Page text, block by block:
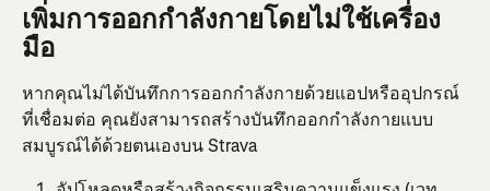
เพิ่มการออกกำลังกายโดยไม่ใช้เครื่อง
มือ
หากคุณไม่ได้บันทึกการออกกำลังกายด้วยแอปหรืออุปกรณ์
ที่เชื่อมต่อ คุณยังสามารถสร้างบันทึกออกกำลังกายแบบ
สมบูรณ์ได้ด้วยตนเองบน Strava